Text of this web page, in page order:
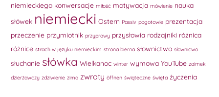
niemieckiego konwersacje miłość motywacja mówienie nauka
słówek niemiecki Ostern Passiv pogotowie prezentacja
przeczenie przymiotnik przyprawy przysłowia rodzajniki różnica
różnice strach w języku niemieckim strona bierna słownictwo słownicwo
słuchanie słówka Wielkanoc winter wymowa YouTube zaimek
dzierżawczy zdziwienie zima zwroty öffnen świąteczne święta życzenia